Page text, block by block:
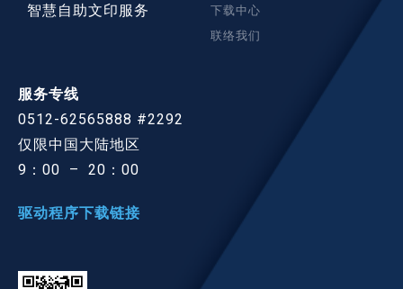
智慧自助文印服务
下载中心
联络我们
服务专线
0512-62565888 #2292
仅限中国大陆地区
9：00 – 20：00
驱动程序下载链接